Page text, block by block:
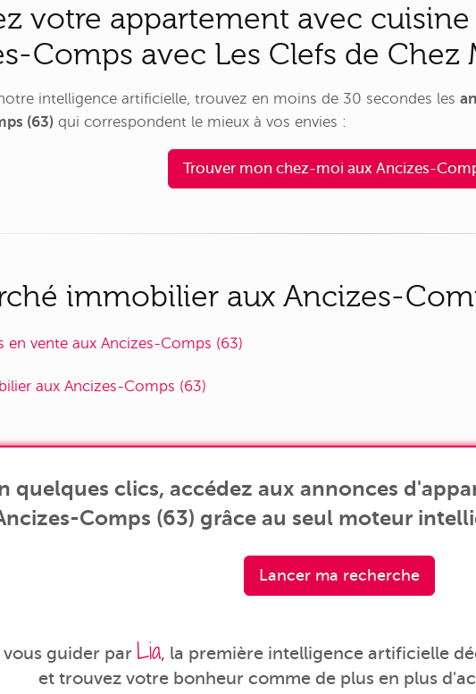
votre appartement avec
Comps avec Les Clefs de Chez
intelligence artificielle, trouvez en moins de 30 secondes les
(63) qui correspondent le mieux à vos envies :
Trouver mon chez-moi aux Ancizes-
immobilier aux Ancizes-
en vente aux Ancizes-Comps (63)
aux Ancizes-Comps (63)
quelques clics, accédez aux annonces
Comps (63) grâce au seul moteur
Lancer ma recherche
vous guider par Lia, la première intelligence artificielle
et trouvez votre bonheur comme de plus en plus